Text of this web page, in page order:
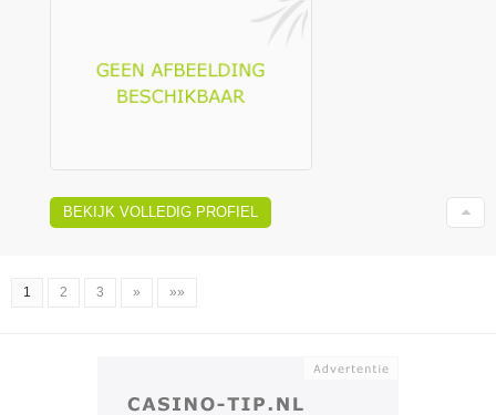
BEKIJK VOLLEDIG PROFIEL
1 2 3 » »»